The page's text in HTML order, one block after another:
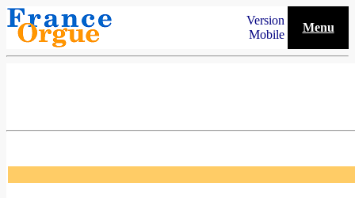
Version
Mobile
Menu